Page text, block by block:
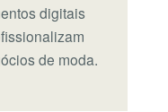
digitais
de moda.